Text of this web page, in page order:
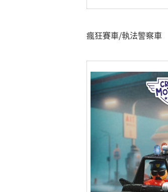
瘋狂賽車/執法警察車